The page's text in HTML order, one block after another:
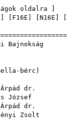
oldalra
F16E N16E
Árpád dr.
József
Árpád dr.
Zsolt